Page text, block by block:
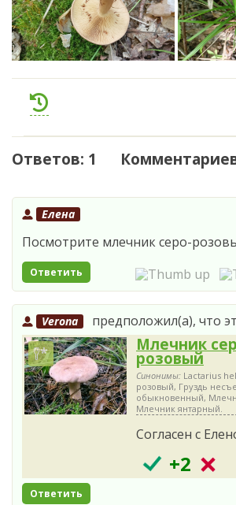
Ответов: 1
Елена
Посмотрите млечник серо-
Ответить
Verona предположил(а), что
Млечник
розовый
Синонимы: Lactarius
розовый, Груздь
обыкновенный,
Млечник янтарный.
Согласен с
+2
Ответить